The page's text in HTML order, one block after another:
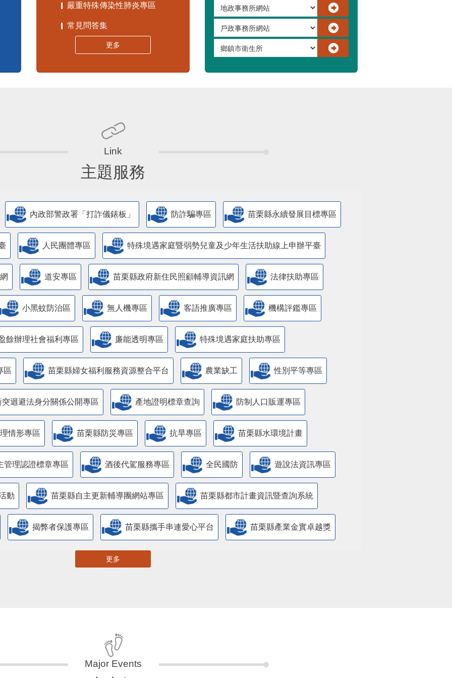
嚴重特殊傳染性肺炎專區
常見問答集
更多
主題服務
內政部警政署「打詐儀錶板」 防詐騙專區 苗栗縣永續發展目標專區
人民團體專區 特殊境遇家庭暨弱勢兒童及少年生活扶助線上申辦平臺
道安專區 苗栗縣政府新住民照顧輔導資訊網 法律扶助專區
小黑蚊防治區 無人機專區 客語推廣專區 機構評鑑專區
餘辦理社會福利專區 廉能透明專區 特殊境遇家庭扶助專區
區 苗栗縣婦女福利服務資源整合平台 農業缺工 性別平等專區
迴避法身分關係公開專區 產地證明標章查詢 防制人口販運專區
情形專區 苗栗縣防災專區 抗旱專區 苗栗縣水環境計畫
管理認證標章專區 酒後代駕服務專區 全民國防 遊說法資訊專區
動 苗栗縣自主更新輔導團網站專區 苗栗縣都市計畫資訊暨查詢系統
揭弊者保護專區 苗栗縣攜手串連愛心平台 苗栗縣產業金實卓越獎
更多